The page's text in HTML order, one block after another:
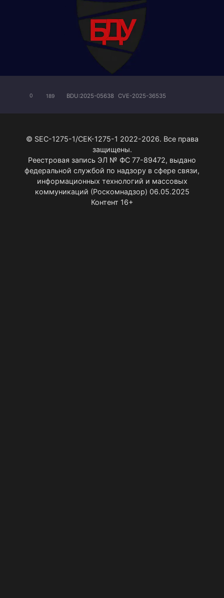
0 189 BDU:2025-05638 CVE-2025-36535
© SEC-1275-1/СЕК-1275-1 2022-2026. Все права
защищены.
Реестровая запись ЭЛ № ФС 77-89472, выдано
федеральной службой по надзору в сфере связи,
информационных технологий и массовых
коммуникаций (Роскомнадзор) 06.05.2025
Контент 16+